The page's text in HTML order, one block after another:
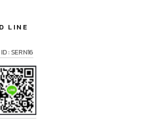
LINE
: SERN16